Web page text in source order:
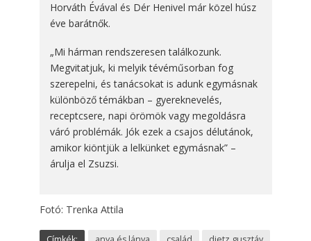
Horváth Évával és Dér Henivel már közel húsz
éve barátnők.
„Mi hárman rendszeresen találkozunk.
Megvitatjuk, ki melyik tévéműsorban fog
szerepelni, és tanácsokat is adunk egymásnak
különböző témákban – gyereknevelés,
receptcsere, napi örömök vagy megoldásra
váró problémák. Jók ezek a csajos délutánok,
amikor kiöntjük a lelkünket egymásnak” –
árulja el Zsuzsi.
Fotó: Trenka Attila